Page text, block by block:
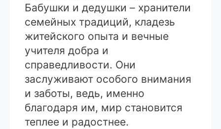
Бабушки и дедушки – хранители
семейных традиций, кладезь
житейского опыта и вечные
учителя добра и
справедливости. Они
заслуживают особого внимания
и заботы, ведь, именно
благодаря им, мир становится
теплее и радостнее.